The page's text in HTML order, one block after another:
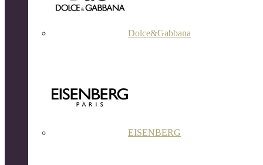
Dolce&Gabbana
EISENBERG